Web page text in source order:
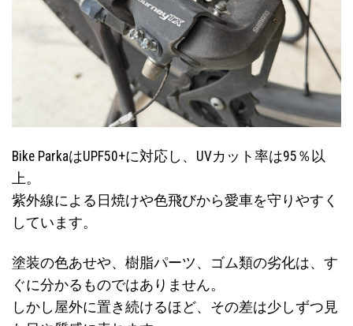
Bike ParkaはUPF50+に対応し、UVカット率は95％以
上。
紫外線による日焼けや色飛びから愛車を守りやすく
しています。
塗装の色あせや、樹脂パーツ、ゴム類の劣化は、す
ぐに分かるものではありません。
しかし屋外に置き続けるほど、その差は少しずつ見